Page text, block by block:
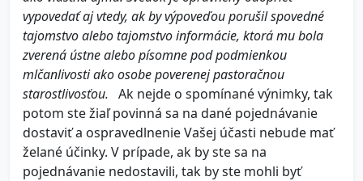
vypovedať aj vtedy, ak by výpoveďou porušil spovedné
tajomstvo alebo tajomstvo informácie, ktorá mu bola
zverená ústne alebo písomne pod podmienkou
mlčanlivosti ako osobe poverenej pastoračnou
starostlivosťou. Ak nejde o spomínané výnimky, tak
potom ste žiaľ povinná sa na dané pojednávanie
dostaviť a ospravedlnenie Vašej účasti nebude mať
želané účinky. V prípade, ak by ste sa na
pojednávanie nedostavili, tak by ste mohli byť